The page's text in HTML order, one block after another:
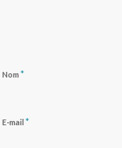
Nom *
E-mail *